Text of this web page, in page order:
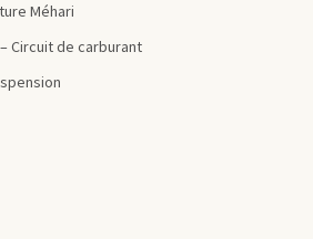
Méhari
Circuit de carburant